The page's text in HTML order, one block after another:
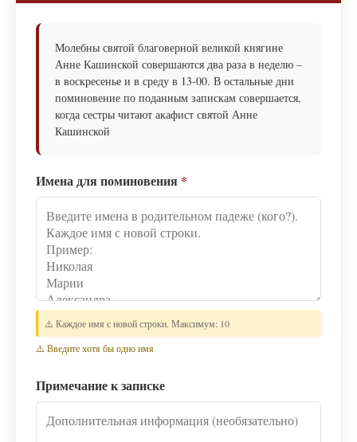
Молебны святой благоверной великой княгине
Анне Кашинской совершаются два раза в неделю –
в воскресенье и в среду в 13-00. В остальные дни
поминовение по поданным запискам совершается,
когда сестры читают акафист святой Анне
Кашинской
Имена для поминовения *
⚠️ Каждое имя с новой строки. Максимум: 10
⚠️ Введите хотя бы одно имя
Примечание к записке